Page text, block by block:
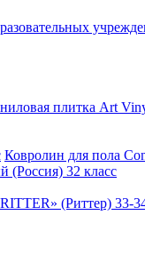
плитка Art
Ковролин для пола
(Россия) 32 класс
(Риттер) 33-